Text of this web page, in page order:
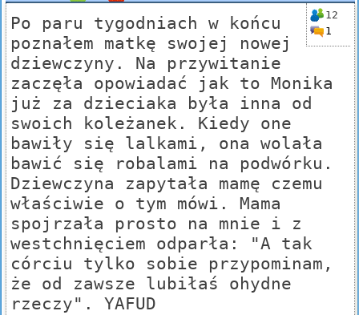
12
1
Po paru tygodniach w końcu
poznałem matkę swojej nowej
dziewczyny. Na przywitanie
zaczęła opowiadać jak to Monika
już za dzieciaka była inna od
swoich koleżanek. Kiedy one
bawiły się lalkami, ona wolała
bawić się robalami na podwórku.
Dziewczyna zapytała mamę czemu
właściwie o tym mówi. Mama
spojrzała prosto na mnie i z
westchnięciem odparła: "A tak
córciu tylko sobie przypominam,
że od zawsze lubiłaś ohydne
rzeczy". YAFUD